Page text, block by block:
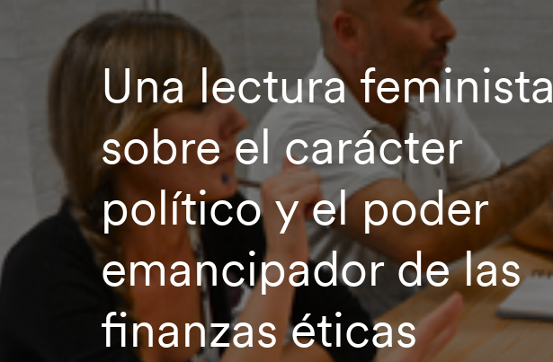
Una lectura feminista
sobre el carácter
político y el poder
emancipador de las
finanzas éticas